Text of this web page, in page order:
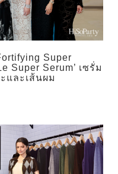
Super
Super Serum’ เซรั่ม
และเส้นผม